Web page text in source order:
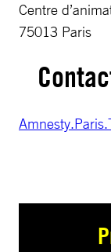
Centre
75013 Paris